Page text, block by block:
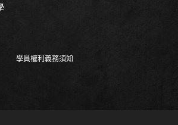
學員權利義務須知